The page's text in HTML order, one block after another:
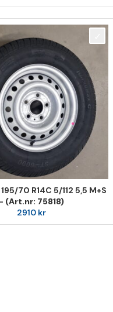
70 R14C 5/112 5,5 M+S
- (Art.nr: 75818)
2910 kr